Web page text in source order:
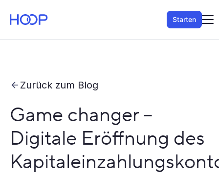
Starten
Zurück zum Blog
Game changer –
Digitale Eröffnung des